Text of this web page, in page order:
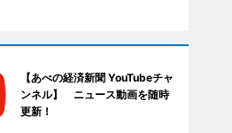
【あべの経済新聞 YouTubeチャ
ンネル】 ニュース動画を随時
更新！